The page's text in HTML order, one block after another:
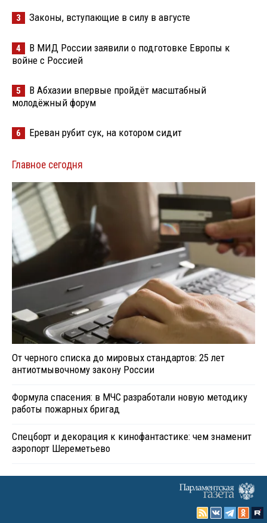
3 Законы, вступающие в силу в августе
4
В МИД России заявили о подготовке Европы к
войне с Россией
5
В Абхазии впервые пройдёт масштабный
молодёжный форум
6 Ереван рубит сук, на котором сидит
Главное сегодня
От черного списка до мировых стандартов: 25 лет
антиотмывочному закону России
Формула спасения: в МЧС разработали новую методику
работы пожарных бригад
Спецборт и декорация к кинофантастике: чем знаменит
аэропорт Шереметьево